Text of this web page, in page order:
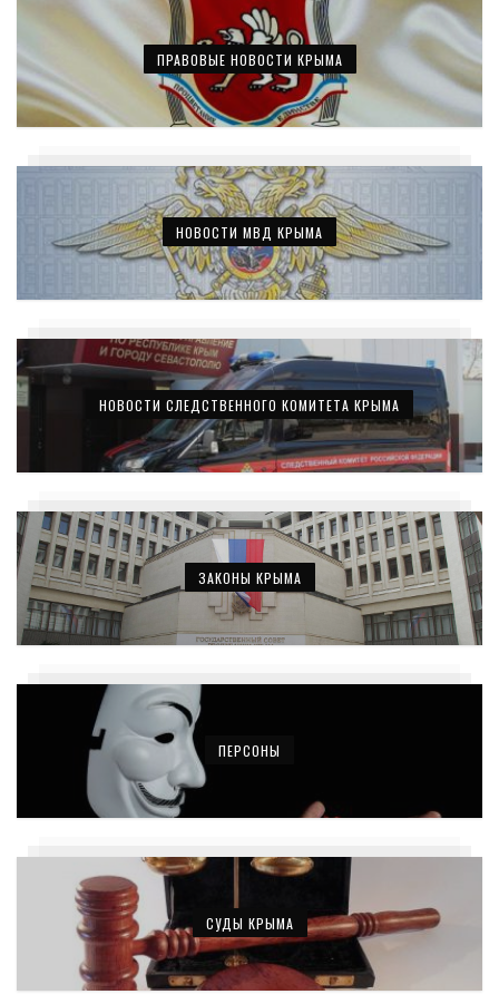
ПРАВОВЫЕ НОВОСТИ КРЫМА
НОВОСТИ МВД КРЫМА
НОВОСТИ СЛЕДСТВЕННОГО КОМИТЕТА КРЫМА
ЗАКОНЫ КРЫМА
ПЕРСОНЫ
СУДЫ КРЫМА